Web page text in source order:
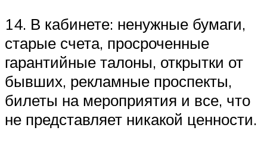
14. В кабинете: ненужные бумаги,
старые счета, просроченные
гарантийные талоны, открытки от
бывших, рекламные проспекты,
билеты на мероприятия и все, что
не представляет никакой ценности.